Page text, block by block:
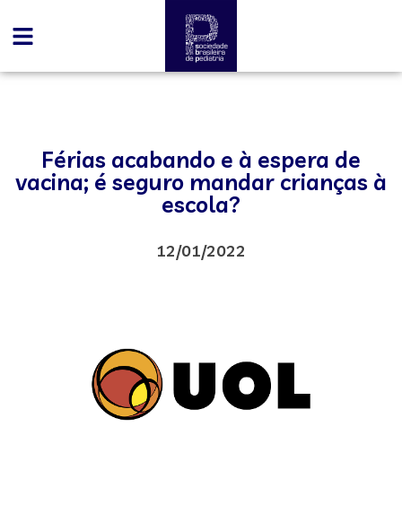
Férias acabando e à espera de
vacina; é seguro mandar crianças à
escola?
12/01/2022